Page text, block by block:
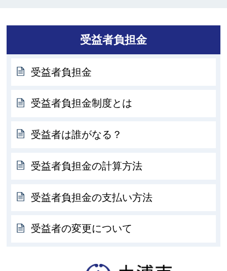
受益者負担金
受益者負担金
受益者負担金制度とは
受益者は誰がなる？
受益者負担金の計算方法
受益者負担金の支払い方法
受益者の変更について